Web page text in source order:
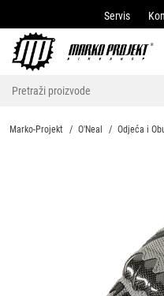
Servis
Marko-Projekt O'Neal Odjeća i